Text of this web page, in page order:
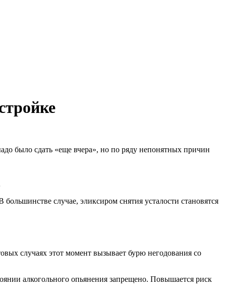
было сдать «еще вчера», но по ряду непонятных причин
случае, эликсиром снятия усталости становятся
случаях этот момент вызывает бурю негодования со
алкогольного опьянения запрещено. Повышается риск